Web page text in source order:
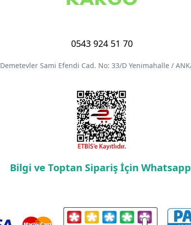
0543 924 51 70
Demetevler Sami Efendi Cad. No: 33/D Yenimahalle /
Bilgi ve Toptan Sipariş İçin Whatsapp